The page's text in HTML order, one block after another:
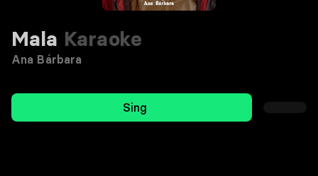
Mala Karaoke
Ana Bárbara
Sing